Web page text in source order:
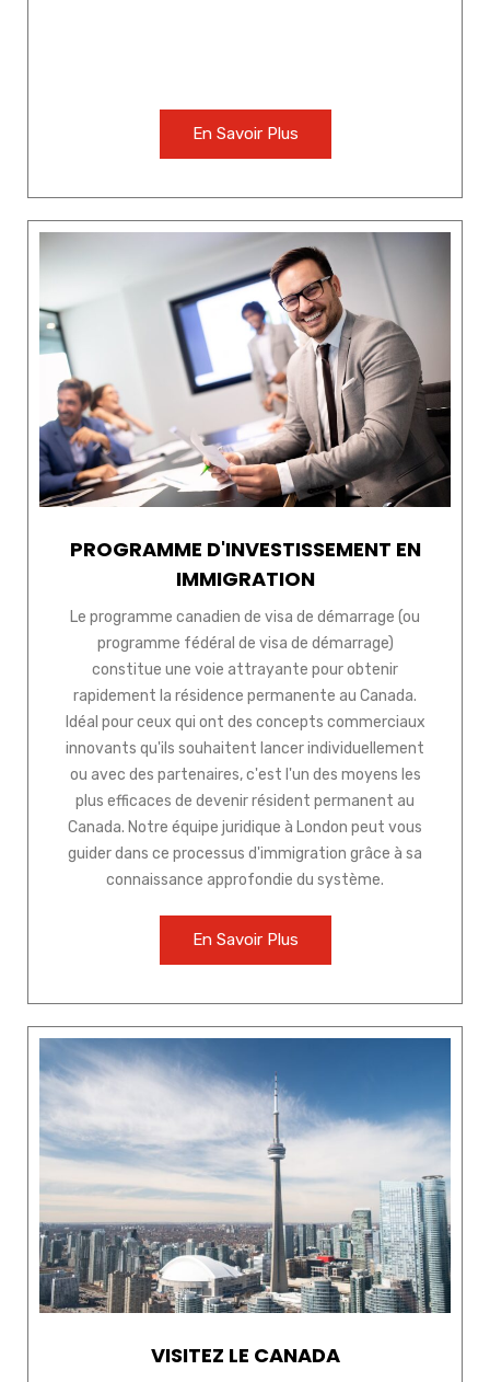
En Savoir Plus
PROGRAMME D'INVESTISSEMENT EN
IMMIGRATION
Le programme canadien de visa de démarrage (ou
programme fédéral de visa de démarrage)
constitue une voie attrayante pour obtenir
rapidement la résidence permanente au Canada.
Idéal pour ceux qui ont des concepts commerciaux
innovants qu'ils souhaitent lancer individuellement
ou avec des partenaires, c'est l'un des moyens les
plus efficaces de devenir résident permanent au
Canada. Notre équipe juridique à London peut vous
guider dans ce processus d'immigration grâce à sa
connaissance approfondie du système.
En Savoir Plus
VISITEZ LE CANADA